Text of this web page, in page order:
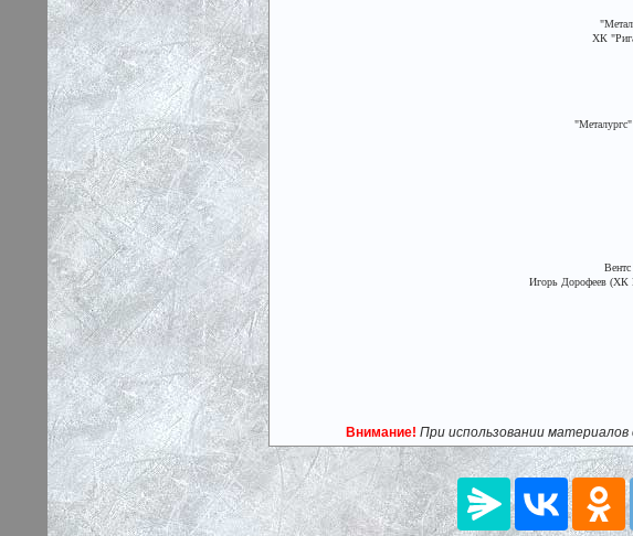
ХК
Игорь Дорофеев (ХК
Внимание! При использовании